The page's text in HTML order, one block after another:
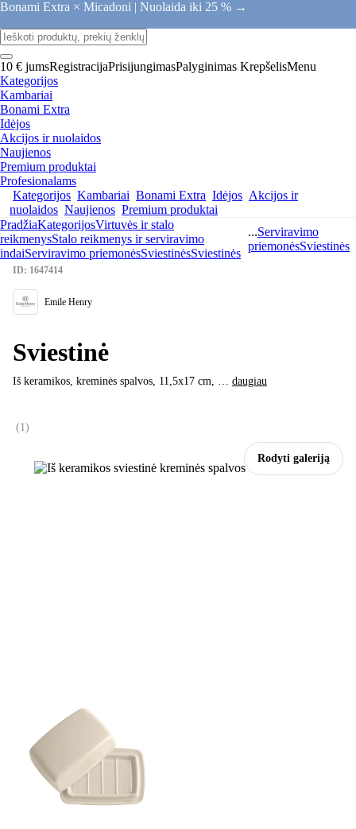
Bonami Extra × Micadoni | Nuolaida iki 25 % →
10 € jumsRegistracijaPrisijungimasPalyginimas KrepšelisMenu
Kategorijos
Kambariai
Bonami Extra
Idėjos
Akcijos ir nuolaidos
Naujienos
Premium produktai
Profesionalams
Kategorijos Kambariai Bonami Extra Idėjos Akcijos ir
nuolaidos Naujienos Premium produktai
PradžiaKategorijosVirtuvės ir stalo
reikmenysStalo reikmenys ir serviravimo
indaiServiravimo priemonėsSviestinėsSviestinės
...Serviravimo
priemonėsSviestinės
Rodyti galeriją
ID: 1647414
Emile Henry
Sviestinė
Iš keramikos, kreminės spalvos, 11,5x17 cm, … daugiau
(1 )